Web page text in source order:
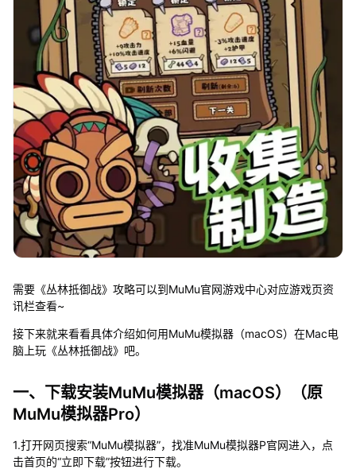
需要《丛林抵御战》攻略可以到MuMu官网游戏中心对应游戏页资
讯栏查看~
接下来就来看看具体介绍如何用MuMu模拟器（macOS）在Mac电
脑上玩《丛林抵御战》吧。
一、下载安装MuMu模拟器（macOS）（原
MuMu模拟器Pro）
1.打开网页搜索“MuMu模拟器”，找准MuMu模拟器P官网进入，点
击首页的“立即下载”按钮进行下载。